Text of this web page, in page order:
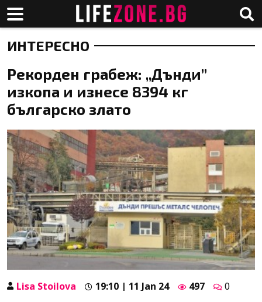
ИНТЕРЕСНО
Рекорден грабеж: „Дънди”
изкопа и изнесе 8394 кг
българско злато
Lisa Stoilova 19:10 | 11 Jan 24 497
0